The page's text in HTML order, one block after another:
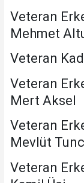
Veteran
Mehmet
Veteran
Veteran
Mert Aksel
Veteran
Mevlüt
Veteran